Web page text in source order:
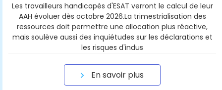
Les travailleurs handicapés d'ESAT verront le calcul de leur
AAH évoluer dès octobre 2026.La trimestrialisation des
ressources doit permettre une allocation plus réactive,
mais soulève aussi des inquiétudes sur les déclarations et
les risques d'indus
En savoir plus